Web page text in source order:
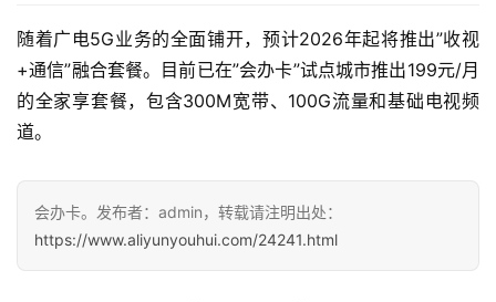
随着广电5G业务的全面铺开，预计2026年起将推出”收视
+通信”融合套餐。目前已在”会办卡”试点城市推出199元/月
的全家享套餐，包含300M宽带、100G流量和基础电视频
道。
会办卡。发布者：admin，转载请注明出处：
https://www.aliyunyouhui.com/24241.html